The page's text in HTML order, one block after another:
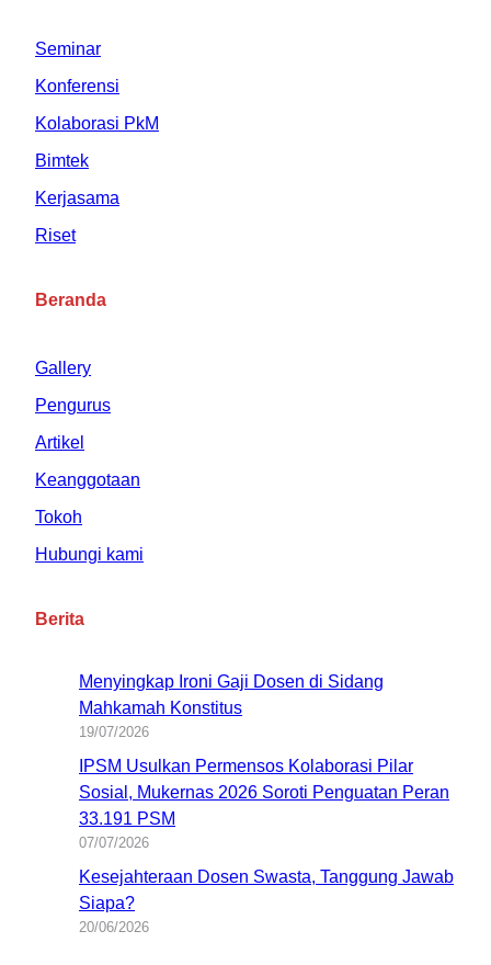
Seminar
Konferensi
Kolaborasi PkM
Bimtek
Kerjasama
Riset
Beranda
Gallery
Pengurus
Artikel
Keanggotaan
Tokoh
Hubungi kami
Berita
Menyingkap Ironi Gaji Dosen di Sidang
Mahkamah Konstitus
19/07/2026
IPSM Usulkan Permensos Kolaborasi Pilar
Sosial, Mukernas 2026 Soroti Penguatan Peran
33.191 PSM
07/07/2026
Kesejahteraan Dosen Swasta, Tanggung Jawab
Siapa?
20/06/2026